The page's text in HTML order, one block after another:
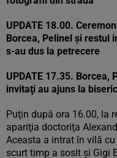
UPDATE 18.00.
Borcea, Pelinel şi restul
s-au dus la petrecere
UPDATE 17.35.
invitaţi au ajuns la
Puţin după ora 16.00, la
apariţia doctoriţa
Aceasta a intrat în vilă
scurt timp a sosit şi Gigi